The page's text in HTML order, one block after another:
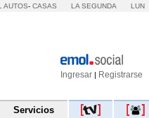
AUTOS- CASAS LA SEGUNDA LUN
Ingresar | Registrarse
Servicios